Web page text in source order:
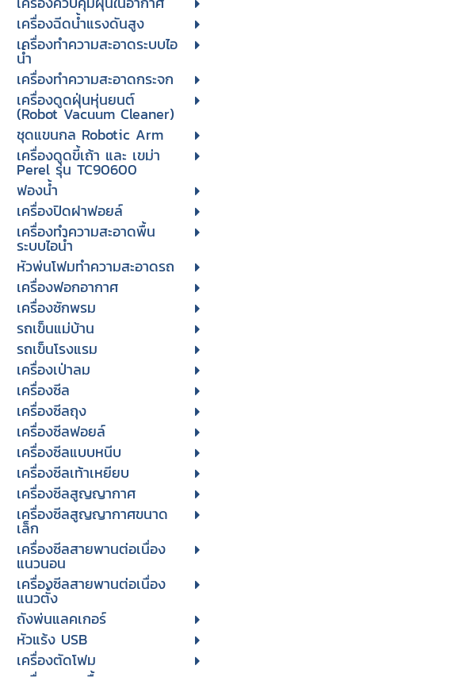
เครื่องฉีดน้ำแรงดันสูง
เครื่องทำความสะอาดระบบไอ
น้ำ
เครื่องทำความสะอาดกระจก
เครื่องดูดฝุ่นหุ่นยนต์
(Robot Vacuum Cleaner)
ชุดแขนกล Robotic Arm
เครื่องดูดขี้เถ้า และ เขม่า
Perel รุ่น TC90600
ฟองน้ำ
เครื่องปิดฝาฟอยล์
เครื่องทำความสะอาดพื้น
ระบบไอน้ำ
หัวพ่นโฟมทำความสะอาดรถ
เครื่องฟอกอากาศ
เครื่องซักพรม
รถเข็นแม่บ้าน
รถเข็นโรงแรม
เครื่องเป่าลม
เครื่องซีล
เครื่องซีลถุง
เครื่องซีลฟอยล์
เครื่องซีลแบบหนีบ
เครื่องซีลเท้าเหยียบ
เครื่องซีลสูญญากาศ
เครื่องซีลสูญญากาศขนาด
เล็ก
เครื่องซีลสายพานต่อเนื่อง
แนวนอน
เครื่องซีลสายพานต่อเนื่อง
แนวตั้ง
ถังพ่นแลคเกอร์
หัวแร้ง USB
เครื่องตัดโฟม